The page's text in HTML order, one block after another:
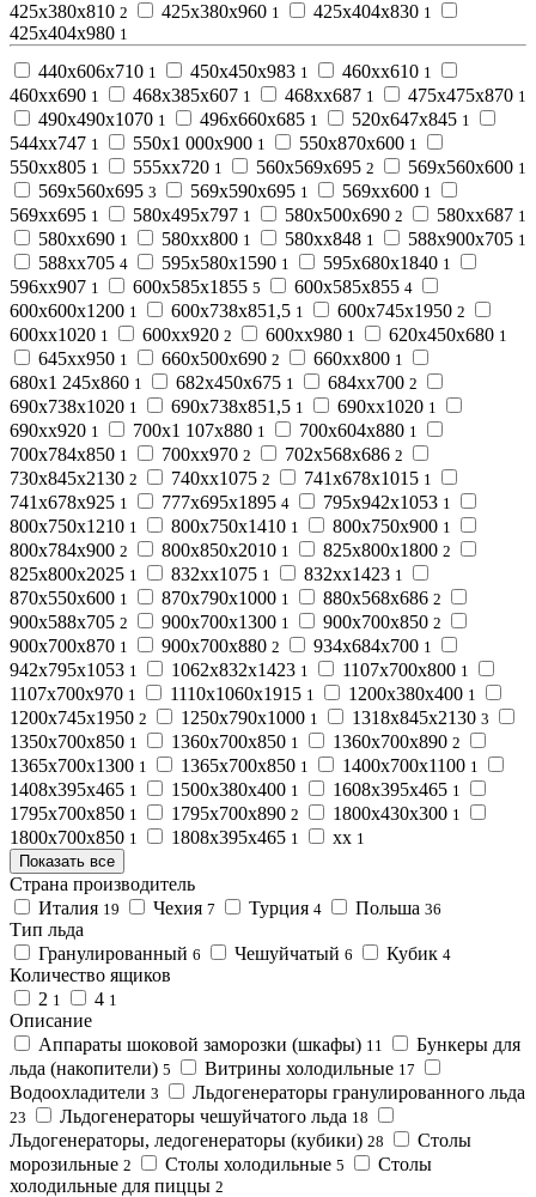
425х380х810 2 425х380х960 1 425х404х830 1
425х404х980 1
440х606х710 1 450х450х983 1 460хх610 1
460хх690 1 468х385х607 1 468хх687 1 475х475х870 1
490х490х1070 1 496х660х685 1 520х647х845 1
544хх747 1 550х1 000х900 1 550х870х600 1
550хх805 1 555хх720 1 560х569х695 2 569х560х600 1
569х560х695 3 569х590х695 1 569хх600 1
569хх695 1 580х495х797 1 580х500х690 2 580хх687 1
580хх690 1 580хх800 1 580хх848 1 588х900х705 1
588хх705 4 595х580х1590 1 595х680х1840 1
596хх907 1 600х585х1855 5 600х585х855 4
600х600х1200 1 600х738х851,5 1 600х745х1950 2
600хх1020 1 600хх920 2 600хх980 1 620х450х680 1
645хх950 1 660х500х690 2 660хх800 1
680х1 245х860 1 682х450х675 1 684хх700 2
690х738х1020 1 690х738х851,5 1 690хх1020 1
690хх920 1 700х1 107х880 1 700х604х880 1
700х784х850 1 700хх970 2 702х568х686 2
730х845х2130 2 740хх1075 2 741х678х1015 1
741х678х925 1 777х695х1895 4 795х942х1053 1
800х750х1210 1 800х750х1410 1 800х750х900 1
800х784х900 2 800х850х2010 1 825х800х1800 2
825х800х2025 1 832хх1075 1 832хх1423 1
870х550х600 1 870х790х1000 1 880х568х686 2
900х588х705 2 900х700х1300 1 900х700х850 2
900х700х870 1 900х700х880 2 934х684х700 1
942х795х1053 1 1062х832х1423 1 1107х700х800 1
1107х700х970 1 1110х1060х1915 1 1200х380х400 1
1200х745х1950 2 1250х790х1000 1 1318х845х2130 3
1350х700х850 1 1360х700х850 1 1360х700х890 2
1365х700х1300 1 1365х700х850 1 1400х700х1100 1
1408х395х465 1 1500х380х400 1 1608х395х465 1
1795х700х850 1 1795х700х890 2 1800х430х300 1
1800х700х850 1 1808х395х465 1 хх 1
Показать все
Страна производитель
Италия 19 Чехия 7 Турция 4 Польша 36
Тип льда
Гранулированный 6 Чешуйчатый 6 Кубик 4
Количество ящиков
2 1 4 1
Описание
Аппараты шоковой заморозки (шкафы) 11
Бункеры для
льда (накопители) 5 Витрины холодильные 17
Водоохладители 3 Льдогенераторы гранулированного льда
23 Льдогенераторы чешуйчатого льда 18
Льдогенераторы, ледогенераторы (кубики) 28
Столы
морозильные 2 Столы холодильные 5
Столы
холодильные для пиццы 2